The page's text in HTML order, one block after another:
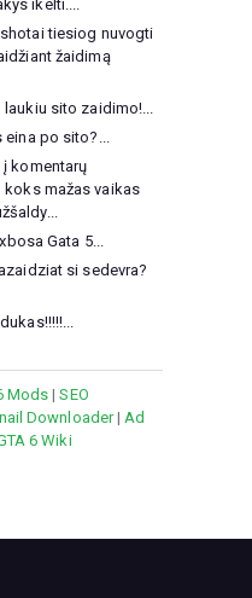
ikelti....
tiesiog nuvogti
žaidimą
laukiu sito zaidimo!...
eina po sito?...
į komentarų
koks mažas vaikas
Gata 5...
si sedevra?
Mods|SEO
Downloader|Ad
6 Wiki